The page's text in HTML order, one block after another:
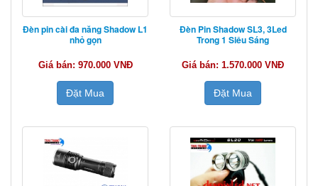
Đèn pin cài đa năng Shadow L1
nhỏ gọn
Giá bán: 970.000 VNĐ
Đặt Mua
Đèn Pin Shadow SL3, 3Led
Trong 1 Siêu Sáng
Giá bán: 1.570.000 VNĐ
Đặt Mua